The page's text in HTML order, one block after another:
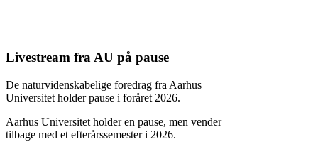
Livestream fra AU på pause
De naturvidenskabelige foredrag fra Aarhus
Universitet holder pause i foråret 2026.
Aarhus Universitet holder en pause, men vender
tilbage med et efterårssemester i 2026.